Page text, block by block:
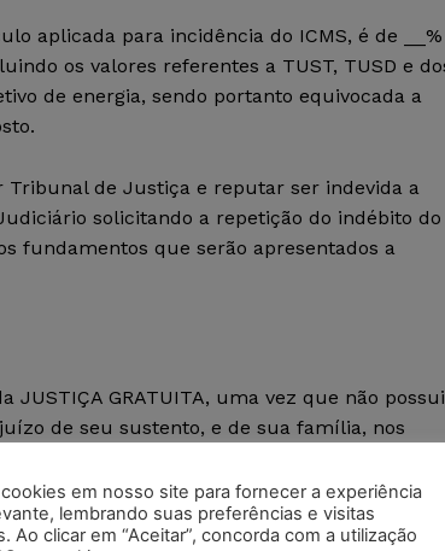
aplicada para incidência do ICMS, é de __%
os valores referentes a TUST, TUSD e
de energia, sendo portanto equivocada a
de Justiça e reputar ser indevida a
solicitando a repetição do indébito do
fundamentos que serão apresentados a
GRATUITA, uma vez que não possui
de seu sustento, e de sua família, nos
em nosso site para fornecer a experiência
lembrando suas preferências e visitas
Ao clicar em “Aceitar”, concorda com a utilização